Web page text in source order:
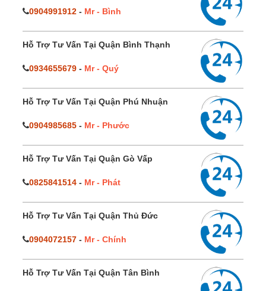
0904991912 - Mr - Bình
Hỗ Trợ Tư Vấn Tại Quận Bình Thạnh
0934655679 - Mr - Quý
Hỗ Trợ Tư Vấn Tại Quận Phú Nhuận
0904985685 - Mr - Phước
Hỗ Trợ Tư Vấn Tại Quận Gò Vấp
0825841514 - Mr - Phát
Hỗ Trợ Tư Vấn Tại Quận Thủ Đức
0904072157 - Mr - Chính
Hỗ Trợ Tư Vấn Tại Quận Tân Bình